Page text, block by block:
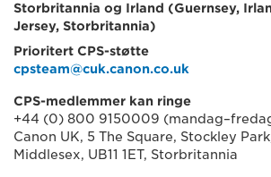
Storbritannia og Irland (Guernsey,
Jersey, Storbritannia)
Prioritert CPS-støtte
cpsteam@cuk.canon.co.uk
CPS-medlemmer kan ringe
+44 (0) 800 9150009
Canon UK, 5 The Square, Stockley
Middlesex, UB11 1ET, Storbritannia